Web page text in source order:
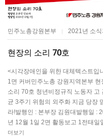
민주노총강원본부 2021년 소식
현장의 소리 70호
<시각장애인을 위한 대체텍스트입
1면 커버민주노총 강원지역본부 현
소리 70호 청년비정규직 노동자 고
균 3주기 위험의 외주화 지금 당장
라!발행인 : 본부장 김원대발행일 :
년 12월 1일 2면 활동보고 1전태
더보기